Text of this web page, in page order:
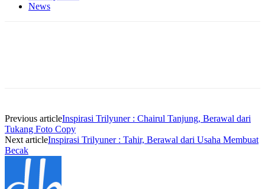
News
Previous articleInspirasi Trilyuner : Chairul Tanjung, Berawal dari
Tukang Foto Copy
Next articleInspirasi Trilyuner : Tahir, Berawal dari Usaha Membuat
Becak